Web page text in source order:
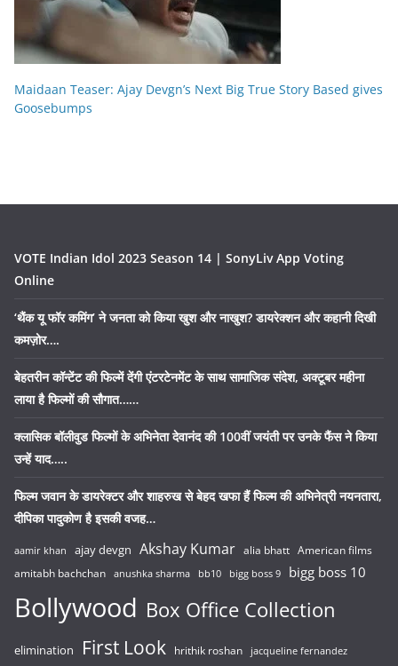
Maidaan Teaser: Ajay Devgn’s Next Big True Story Based gives
Goosebumps
VOTE Indian Idol 2023 Season 14 | SonyLiv App Voting
Online
‘थैंक यू फॉर कमिंग’ ने जनता को किया खुश और नाखुश? डायरेक्शन और कहानी दिखी
कमज़ोर….
बेहतरीन कॉन्टेंट की फिल्में देंगी एंटरटेनमेंट के साथ सामाजिक संदेश, अक्टूबर महीना
लाया है फिल्मों की सौगात……
क्लासिक बॉलीवुड फिल्मों के अभिनेता देवानंद की 100वीं जयंती पर उनके फैंस ने किया
उन्हें याद…..
फिल्म जवान के डायरेक्टर और शाहरुख से बेहद खफा हैं फिल्म की अभिनेत्री नयनतारा,
दीपिका पादुकोण है इसकी वजह…
aamir khan ajay devgn Akshay Kumar alia bhatt American films
amitabh bachchan anushka sharma bb10 bigg boss 9 bigg boss 10
Bollywood Box Office Collection
elimination First Look hrithik roshan jacqueline fernandez